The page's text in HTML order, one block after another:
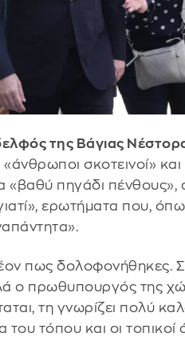
της Βάγιας
σκοτεινοί»
«βαθύ πηγάδι πένθους»,
ερωτήματα που,
πως δολοφονήθηκες.
ο πρωθυπουργός της
τη γνωρίζει πολύ
του τόπου και οι τοπικοί